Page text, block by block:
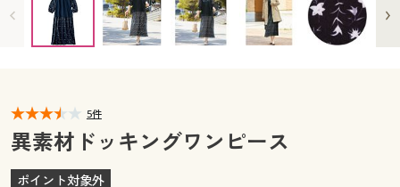
カタログ無料プレゼント
マイページ
閲覧履歴
会員メニュー
閲覧履歴 5件
異素材ドッキングワンピース
ポイント対象外